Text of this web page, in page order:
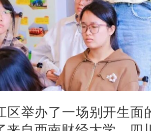
办了一场别开生面